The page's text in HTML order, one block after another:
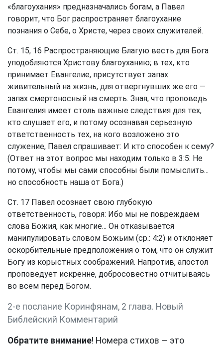
«благоухания» предназначались богам, а Павел
говорит, что Бог распространяет благоухание
познания о Себе, о Христе, через своих служителей.
Ст. 15, 16 Распространяющие Благую весть для Бога
уподобляются Христову благоуханию; в тех, кто
принимает Евангелие, присутствует запах
живительный на жизнь, для отвергнувших же его —
запах смертоносный на смерть. Зная, что проповедь
Евангелия имеет столь важные следствия для тех,
кто слушает его, и потому осознавая серьезную
ответственность тех, на кого возложено это
служение, Павел спрашивает: И кто способен к сему?
(Ответ на этот вопрос мы находим только в 3:5: Не
потому, чтобы мы сами способны были помыслить...
но способность наша от Бога.)
Ст. 17 Павел осознает свою глубокую
ответственность, говоря: Ибо мы не повреждаем
слова Божия, как многие... Он отказывается
манипулировать словом Божьим (ср.: 4:2) и отклоняет
оскорбительные предположения о том, что он служит
Богу из корыстных соображений. Напротив, апостол
проповедует искренне, добросовестно отчитываясь
во всем перед Богом.
2-е послание Коринфянам, 2 глава. Новый
Библейский Комментарий
Обратите внимание! Номера стихов — это